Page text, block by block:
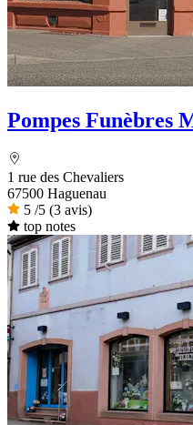
Pompes Funèbres
1 rue des Chevaliers
67500 Haguenau
5 /5 (3 avis)
top notes